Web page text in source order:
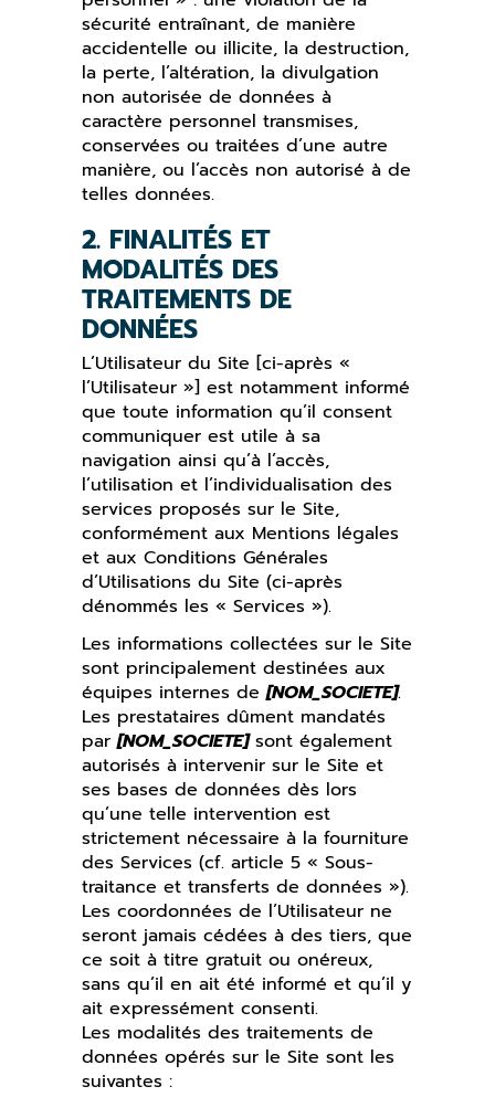
sécurité entraînant, de manière
accidentelle ou illicite, la destruction,
la perte, l’altération, la divulgation
non autorisée de données à
caractère personnel transmises,
conservées ou traitées d’une autre
manière, ou l’accès non autorisé à de
telles données.
2. FINALITÉS ET
MODALITÉS DES
TRAITEMENTS DE
DONNÉES
L’Utilisateur du Site [ci-après «
l’Utilisateur »] est notamment informé
que toute information qu’il consent
communiquer est utile à sa
navigation ainsi qu’à l’accès,
l’utilisation et l’individualisation des
services proposés sur le Site,
conformément aux Mentions légales
et aux Conditions Générales
d’Utilisations du Site (ci-après
dénommés les « Services »).
Les informations collectées sur le Site
sont principalement destinées aux
équipes internes de[NOM_SOCIETE].
Les prestataires dûment mandatés
par[NOM_SOCIETE]sont également
autorisés à intervenir sur le Site et
ses bases de données dès lors
qu’une telle intervention est
strictement nécessaire à la fourniture
des Services (cf. article 5 « Sous-
traitance et transferts de données »).
Les coordonnées de l’Utilisateur ne
seront jamais cédées à des tiers, que
ce soit à titre gratuit ou onéreux,
sans qu’il en ait été informé et qu’il y
ait expressément consenti.
Les modalités des traitements de
données opérés sur le Site sont les
suivantes :